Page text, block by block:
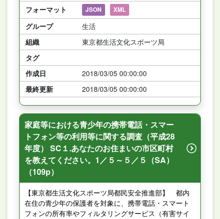
フォーマット
JSON XML
グループ
生活
組織
東京都生活文化スポーツ局
タグ
作成日
2018/03/05 00:00:00
最終更新
2018/03/05 00:00:00
家庭等における青少年の携帯電話・スマー
トフォン等の利用等に関する調査（平成28
年度） SC１.あなたのお住まいの市区町村
を教えてください。1／５～５／５（SA）
（109p）
【東京都生活文化スポーツ局都民安全推進部】 都内
在住の青少年の保護者を対象に、携帯電話・スマート
フォンの所有率やフィルタリングサービス（有害サイ